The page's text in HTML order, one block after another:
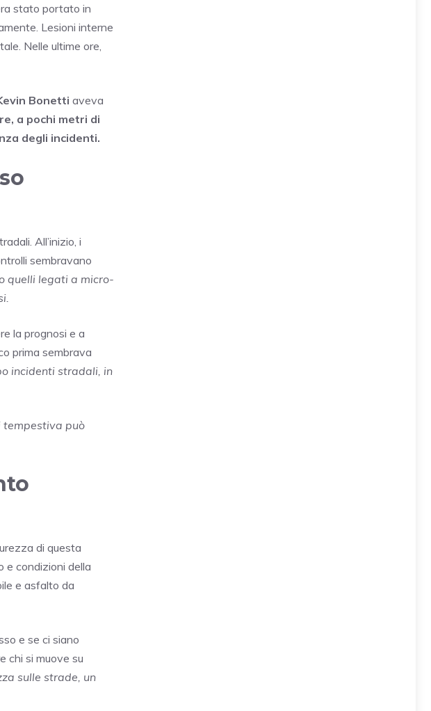
stato portato in
Lesioni interne
Nelle ultime ore,
Bonetti aveva
a pochi metri di
degli incidenti.
All’inizio, i
sembravano
quelli legati a micro-
la prognosi e a
prima sembrava
incidenti stradali, in
tempestiva può
di questa
e condizioni della
e asfalto da
e se ci siano
chi si muove su
sulle strade, un